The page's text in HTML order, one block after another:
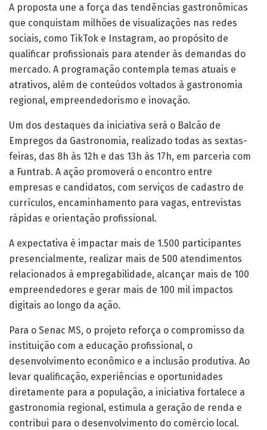
A proposta une a força das tendências gastronômicas
que conquistam milhões de visualizações nas redes
sociais, como TikTok e Instagram, ao propósito de
qualificar profissionais para atender às demandas do
mercado. A programação contempla temas atuais e
atrativos, além de conteúdos voltados à gastronomia
regional, empreendedorismo e inovação.
Um dos destaques da iniciativa será o Balcão de
Empregos da Gastronomia, realizado todas as sextas-
feiras, das 8h às 12h e das 13h às 17h, em parceria com
a Funtrab. A ação promoverá o encontro entre
empresas e candidatos, com serviços de cadastro de
currículos, encaminhamento para vagas, entrevistas
rápidas e orientação profissional.
A expectativa é impactar mais de 1.500 participantes
presencialmente, realizar mais de 500 atendimentos
relacionados à empregabilidade, alcançar mais de 100
empreendedores e gerar mais de 100 mil impactos
digitais ao longo da ação.
Para o Senac MS, o projeto reforça o compromisso da
instituição com a educação profissional, o
desenvolvimento econômico e a inclusão produtiva. Ao
levar qualificação, experiências e oportunidades
diretamente para a população, a iniciativa fortalece a
gastronomia regional, estimula a geração de renda e
contribui para o desenvolvimento do comércio local.